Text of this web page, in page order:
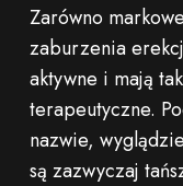
Zarówno
zaburzenia
aktywne i mają
terapeutyczne.
nazwie,
są zazwyczaj